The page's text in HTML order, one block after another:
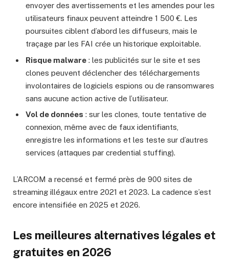
envoyer des avertissements et les amendes pour les
utilisateurs finaux peuvent atteindre 1 500 €. Les
poursuites ciblent d’abord les diffuseurs, mais le
traçage par les FAI crée un historique exploitable.
Risque malware : les publicités sur le site et ses
clones peuvent déclencher des téléchargements
involontaires de logiciels espions ou de ransomwares
sans aucune action active de l’utilisateur.
Vol de données : sur les clones, toute tentative de
connexion, même avec de faux identifiants,
enregistre les informations et les teste sur d’autres
services (attaques par credential stuffing).
L’ARCOM a recensé et fermé près de 900 sites de
streaming illégaux entre 2021 et 2023. La cadence s’est
encore intensifiée en 2025 et 2026.
Les meilleures alternatives légales et
gratuites en 2026